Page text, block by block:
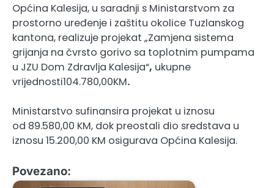
Općina Kalesija, u saradnji s Ministarstvom za
prostorno uređenje i zaštitu okolice Tuzlanskog
kantona, realizuje projekat „Zamjena sistema
grijanja na čvrsto gorivo sa toplotnim pumpama
u JZU Dom Zdravlja Kalesija“, ukupne
vrijednosti104.780,00KM.
Ministarstvo sufinansira projekat u iznosu
od 89.580,00 KM, dok preostali dio sredstava u
iznosu 15.200,00 KM osigurava Općina Kalesija.
Povezano: